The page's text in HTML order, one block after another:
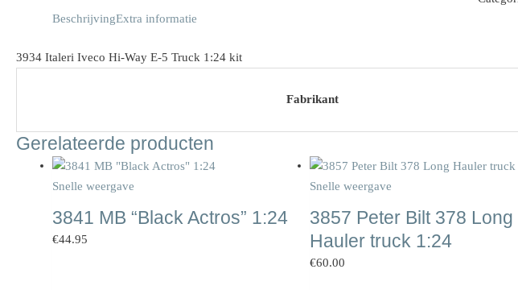
BeschrijvingExtra informatie
3934 Italeri Iveco Hi-Way E-5 Truck 1:24 kit
Fabrikant
Gerelateerde producten
Snelle weergave
3841 MB “Black Actros” 1:24
€44.95
Snelle weergave
3857 Peter Bilt 378 Long
Hauler truck 1:24
€60.00